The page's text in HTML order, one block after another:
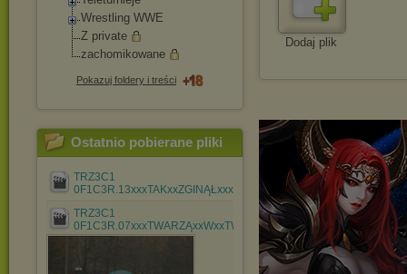
Wrestling WWE
Z private
zachomikowane
Pokazuj foldery i treści
Ostatnio pobierane pliki
TRZ3C1
0F1C3R.13xxxTAKxxZGINĄŁxxx.mkv
TRZ3C1
0F1C3R.07xxxTWARZĄxxWxxTWARZxxx.mkv
Dodaj plik